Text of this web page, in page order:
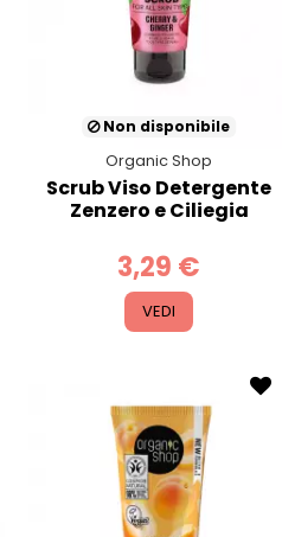
Non disponibile
Organic Shop
Scrub Viso Detergente
Zenzero e Ciliegia
3,29 €
VEDI